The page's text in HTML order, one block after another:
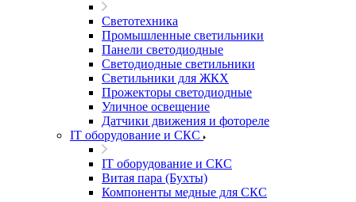
Светотехника
Промышленные светильники
Панели светодиодные
Светодиодные светильники
Светильники для ЖКХ
Прожекторы светодиодные
Уличное освещение
Датчики движения и фотореле
IT оборудование и СКС
IT оборудование и СКС
Витая пара (Бухты)
Компоненты медные для СКС